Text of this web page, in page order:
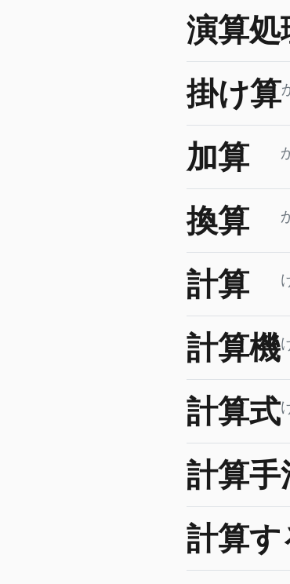
演算処
掛け算
加算
換算
計算
計算機
計算式
計算手
計算す